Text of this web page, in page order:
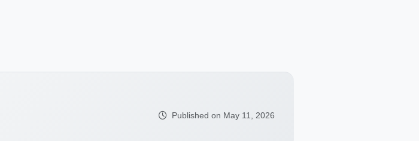
Published on May 11, 2026